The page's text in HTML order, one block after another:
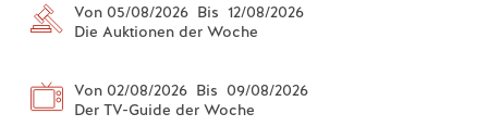
Von 05/08/2026 Bis 12/08/2026
Die Auktionen der Woche
Von 02/08/2026 Bis 09/08/2026
Der TV-Guide der Woche